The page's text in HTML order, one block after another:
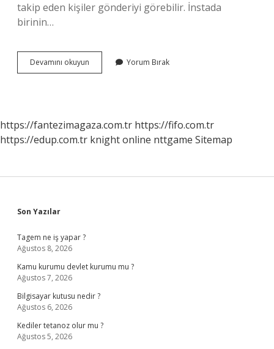
takip eden kişiler gönderiyi görebilir. İnstada
birinin…
Devamını okuyun Instagram
Kaydedilenler
Yorum Bırak
https://fantezimagaza.com.tr https://fifo.com.tr
https://edup.com.tr knight online nttgame Sitemap
Sidebar
Son Yazılar
Tagem ne iş yapar ?
Ağustos 8, 2026
Kamu kurumu devlet kurumu mu ?
Ağustos 7, 2026
Bilgisayar kutusu nedir ?
Ağustos 6, 2026
Kediler tetanoz olur mu ?
Ağustos 5, 2026